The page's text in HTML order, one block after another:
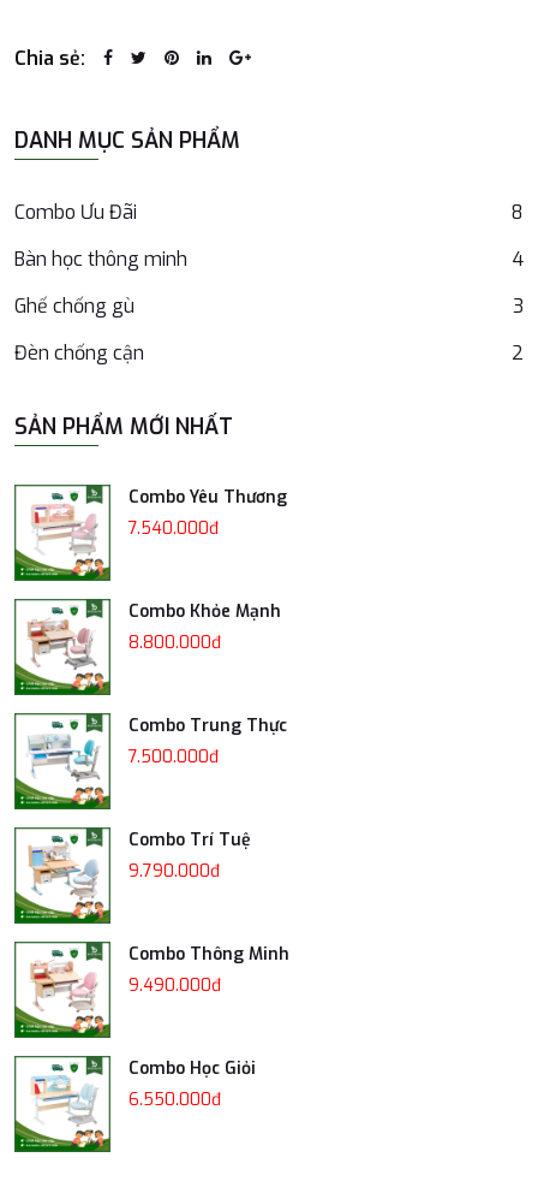
Chia sẻ:
DANH MỤC SẢN PHẨM
Combo Ưu Đãi
8
Bàn học thông minh
4
Ghế chống gù
3
Đèn chống cận
2
SẢN PHẨM MỚI NHẤT
Combo Yêu Thương
7.540.000đ
Combo Khỏe Mạnh
8.800.000đ
Combo Trung Thực
7.500.000đ
Combo Trí Tuệ
9.790.000đ
Combo Thông Minh
9.490.000đ
Combo Học Giỏi
6.550.000đ